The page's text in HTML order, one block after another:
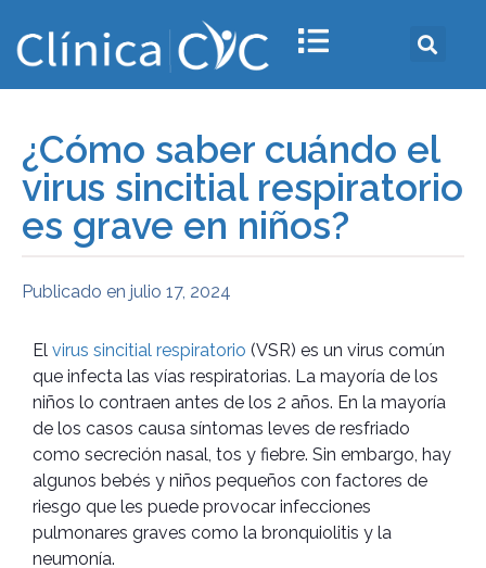
¿Cómo saber cuándo el
virus sincitial respiratorio
es grave en niños?
Publicado en julio 17, 2024
El virus sincitial respiratorio (VSR) es un virus común
que infecta las vías respiratorias. La mayoría de los
niños lo contraen antes de los 2 años. En la mayoría
de los casos causa síntomas leves de resfriado
como secreción nasal, tos y fiebre. Sin embargo, hay
algunos bebés y niños pequeños con factores de
riesgo que les puede provocar infecciones
pulmonares graves como la bronquiolitis y la
neumonía.